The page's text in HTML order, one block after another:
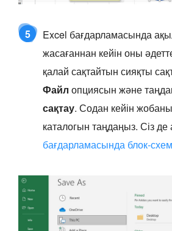
5
Excel бағдарламасында
жасағаннан кейін оны
қалай сақтайтын сияқты
Файл опциясын және
сақтау. Содан кейін
каталогын таңдаңыз. Сіз
бағдарламасында блок-